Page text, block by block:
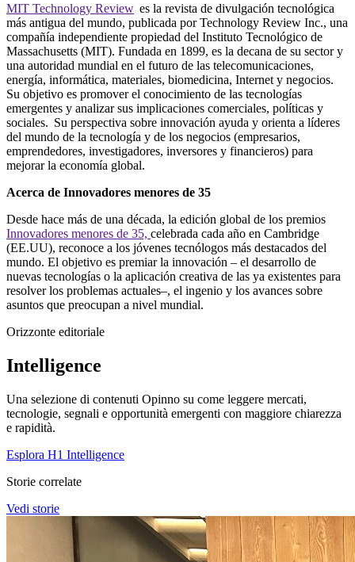
MIT Technology Review es la revista de divulgación tecnológica
más antigua del mundo, publicada por Technology Review Inc., una
compañía independiente propiedad del Instituto Tecnológico de
Massachusetts (MIT). Fundada en 1899, es la decana de su sector y
una autoridad mundial en el futuro de las telecomunicaciones,
energía, informática, materiales, biomedicina, Internet y negocios.
Su objetivo es promover el conocimiento de las tecnologías
emergentes y analizar sus implicaciones comerciales, políticas y
sociales. Su perspectiva sobre innovación ayuda y orienta a líderes
del mundo de la tecnología y de los negocios (empresarios,
emprendedores, investigadores, inversores y financieros) para
mejorar la economía global.
Acerca de Innovadores menores de 35
Desde hace más de una década, la edición global de los premios
Innovadores menores de 35, celebrada cada año en Cambridge
(EE.UU), reconoce a los jóvenes tecnólogos más destacados del
mundo. El objetivo es premiar la innovación – el desarrollo de
nuevas tecnologías o la aplicación creativa de las ya existentes para
resolver los problemas actuales–, el ingenio y los avances sobre
asuntos que preocupan a nivel mundial.
Orizzonte editoriale
Intelligence
Una selezione di contenuti Opinno su come leggere mercati,
tecnologie, segnali e opportunità emergenti con maggiore chiarezza
e rapidità.
Esplora H1 Intelligence
Storie correlate
Vedi storie